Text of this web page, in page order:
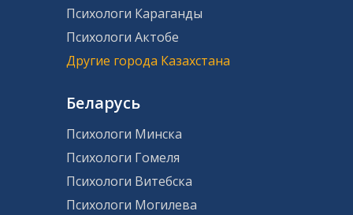
Психологи Караганды
Психологи Актобе
Другие города Казахстана
Беларусь
Психологи Минска
Психологи Гомеля
Психологи Витебска
Психологи Могилева